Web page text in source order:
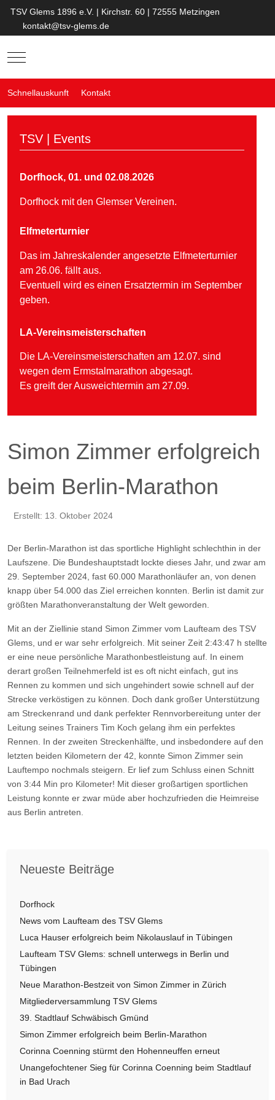
TSV Glems 1896 e.V. | Kirchstr. 60 | 72555 Metzingen
kontakt@tsv-glems.de
Mobile Menu Toggle
Schnellauskunft Kontakt
TSV | Events
Dorfhock, 01. und 02.08.2026
Dorfhock mit den Glemser Vereinen.
Elfmeterturnier
Das im Jahreskalender angesetzte Elfmeterturnier
am 26.06. fällt aus.
Eventuell wird es einen Ersatztermin im September
geben.
LA-Vereinsmeisterschaften
Die LA-Vereinsmeisterschaften am 12.07. sind
wegen dem Ermstalmarathon abgesagt.
Es greift der Ausweichtermin am 27.09.
Simon Zimmer erfolgreich
beim Berlin-Marathon
Erstellt: 13. Oktober 2024
Der Berlin-Marathon ist das sportliche Highlight schlechthin in der
Laufszene. Die Bundeshauptstadt lockte dieses Jahr, und zwar am
29. September 2024, fast 60.000 Marathonläufer an, von denen
knapp über 54.000 das Ziel erreichen konnten. Berlin ist damit zur
größten Marathonveranstaltung der Welt geworden.
Mit an der Ziellinie stand Simon Zimmer vom Laufteam des TSV
Glems, und er war sehr erfolgreich. Mit seiner Zeit 2:43:47 h stellte
er eine neue persönliche Marathonbestleistung auf. In einem
derart großen Teilnehmerfeld ist es oft nicht einfach, gut ins
Rennen zu kommen und sich ungehindert sowie schnell auf der
Strecke verköstigen zu können. Doch dank großer Unterstützung
am Streckenrand und dank perfekter Rennvorbereitung unter der
Leitung seines Trainers Tim Koch gelang ihm ein perfektes
Rennen. In der zweiten Streckenhälfte, und insbedondere auf den
letzten beiden Kilometern der 42, konnte Simon Zimmer sein
Lauftempo nochmals steigern. Er lief zum Schluss einen Schnitt
von 3:44 Min pro Kilometer! Mit dieser großartigen sportlichen
Leistung konnte er zwar müde aber hochzufrieden die Heimreise
aus Berlin antreten.
Neueste Beiträge
Dorfhock
News vom Laufteam des TSV Glems
Luca Hauser erfolgreich beim Nikolauslauf in Tübingen
Laufteam TSV Glems: schnell unterwegs in Berlin und
Tübingen
Neue Marathon-Bestzeit von Simon Zimmer in Zürich
Mitgliederversammlung TSV Glems
39. Stadtlauf Schwäbisch Gmünd
Simon Zimmer erfolgreich beim Berlin-Marathon
Corinna Coenning stürmt den Hohenneuffen erneut
Unangefochtener Sieg für Corinna Coenning beim Stadtlauf
in Bad Urach